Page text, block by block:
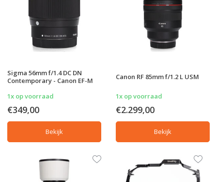
Sigma 56mm f/1.4 DC DN
Contemporary - Canon EF-M
1x op voorraad
€349,00
Bekijk
Canon RF 85mm f/1.2 L USM
1x op voorraad
€2.299,00
Bekijk